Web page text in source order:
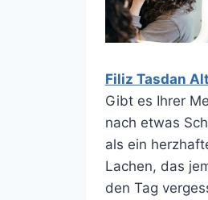
Filiz Tasdan
Gibt es Ihrer
nach etwas
als ein
Lachen, das
den Tag